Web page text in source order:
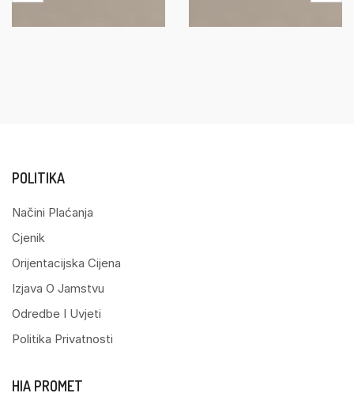
POLITIKA
Načini Plaćanja
Cjenik
Orijentacijska Cijena
Izjava O Jamstvu
Odredbe I Uvjeti
Politika Privatnosti
HIA PROMET